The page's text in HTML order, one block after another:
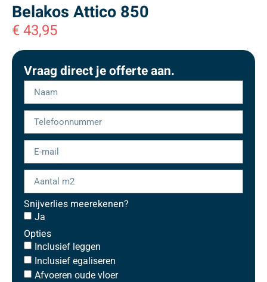
Belakos Attico 850
€43,95
Vraag direct je offerte aan.
Snijverlies meerekenen?
Ja
Opties
Inclusief leggen
Inclusief egaliseren
Afvoeren oude vloer